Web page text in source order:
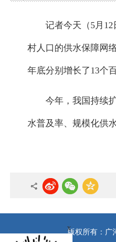
记者今天（5月
村人口的供水保障网
年底分别增长了13个
今年，我国持续
水普及率、规模化供
版权所有：广
x